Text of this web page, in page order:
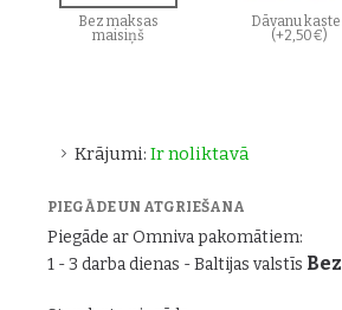
Krājumi: Ir noliktavā
Bez maksas
maisiņš
Dāvanu kaste
(+2,50€)
PIEGĀDE UN ATGRIEŠANA
Piegāde ar Omniva pakomātiem:
1 - 3 darba dienas - Baltijas valstīs